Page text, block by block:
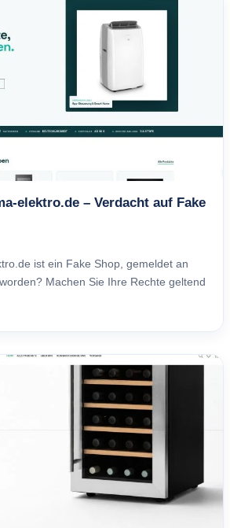
elektro.de – Verdacht auf Fake
ist ein Fake Shop, gemeldet an
Machen Sie Ihre Rechte geltend